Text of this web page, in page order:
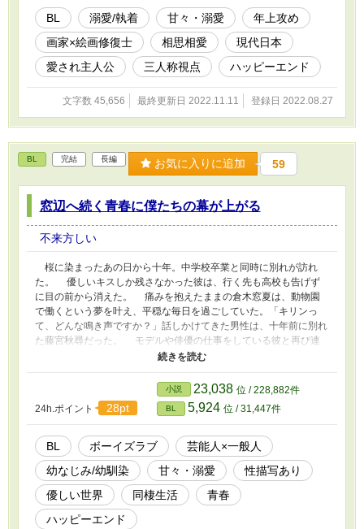
BL 溺愛/執着 甘々・溺愛
年上攻め
画家×絵画修復士
相思相愛
現代日本
愛され主人公
三人称視点 ハッピーエンド
文字数 45,656 最終更新日 2022.11.11 登録日 2022.08.27
BL 完結 長編 お気に入りに追加 59
窓辺へ続く青春に僕たちの幕が上がる
不来方しい
桜に染まったあの日から十年。中学校卒業と同時に別れが訪れ
た。 優しいキスしか残さなかった彼は、行く先も高校も告げず
に目の前から消えた。 痛みを抱えたままの倉木窓夏は、動物園
で働くという夢を叶え、平穏な毎日を過ごしていた。「キリンっ
て、どんな鳴き声ですか？」話しかけてきた男性は、十年前に別れ
た藤宮秋尋だった。 モデルや俳優の仕事をしている彼と再び連
絡を取るようになり、距離が近づいていく。 彼が人気モデルだ
と知らなかった窓夏は、まさか記者に追い回されているとも知らず
に深い仲へと発展し、同棲するようになるが……。
24h.ポイント 28pt
小説 23,038 位 / 228,882件
BL 5,924 位 / 31,447件
BL ボーイズラブ
芸能人×一般人
幼なじみ/幼馴染
甘々・溺愛
性描写あり
優しい世界
同棲生活
青春
ハッピーエンド